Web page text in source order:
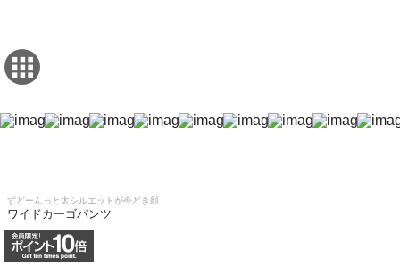
ずどーんっと太シルエットが今どき顔
ワイドカーゴパンツ